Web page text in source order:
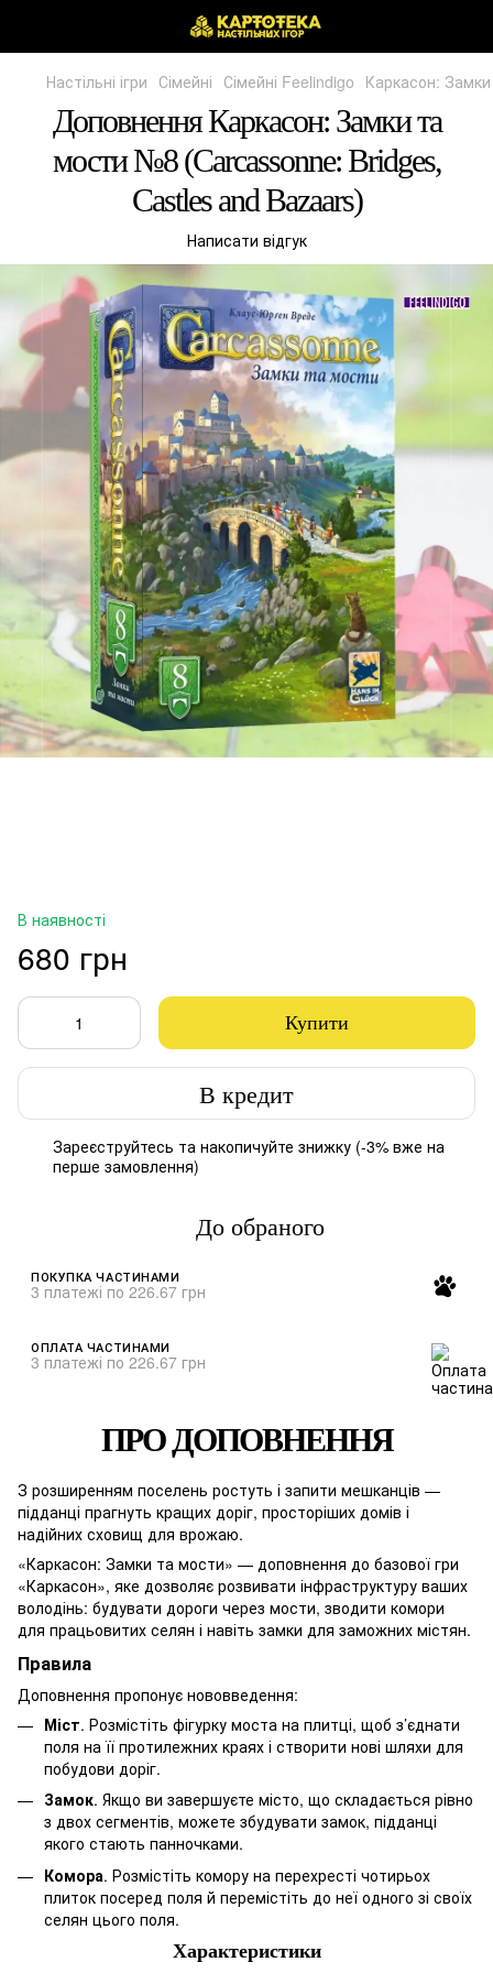
Настільні ігри Сімейні Сімейні Feelindigo Каркасон:
Доповнення Каркасон: Замки та
мости №8 (Carcassonne: Bridges,
Castles and Bazaars)
Написати відгук
В наявності
680 грн
Купити
В кредит
Зареєструйтесь та накопичуйте знижку (-3% вже на
перше замовлення)
До обраного
ПОКУПКА ЧАСТИНАМИ
3 платежі по 226.67 грн
ОПЛАТА ЧАСТИНАМИ
3 платежі по 226.67 грн
ПРО ДОПОВНЕННЯ
З розширенням поселень ростуть і запити мешканців —
підданці прагнуть кращих доріг, просторіших домів і
надійних сховищ для врожаю.
«Каркасон: Замки та мости» — доповнення до базової гри
«Каркасон», яке дозволяє розвивати інфраструктуру ваших
володінь: будувати дороги через мости, зводити комори
для працьовитих селян і навіть замки для заможних містян.
Правила
Доповнення пропонує нововведення:
Міст. Розмістіть фігурку моста на плитці, щоб з’єднати
поля на її протилежних краях і створити нові шляхи для
побудови доріг.
Замок. Якщо ви завершуєте місто, що складається рівно
з двох сегментів, можете збудувати замок, підданці
якого стають панночками.
Комора. Розмістіть комору на перехресті чотирьох
плиток посеред поля й перемістіть до неї одного зі своїх
селян цього поля.
Характеристики